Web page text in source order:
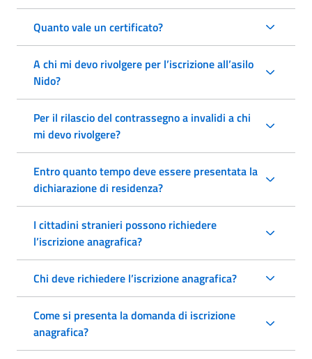
Quanto vale un certificato?
A chi mi devo rivolgere per l’iscrizione all’asilo
Nido?
Per il rilascio del contrassegno a invalidi a chi
mi devo rivolgere?
Entro quanto tempo deve essere presentata la
dichiarazione di residenza?
I cittadini stranieri possono richiedere
l’iscrizione anagrafica?
Chi deve richiedere l’iscrizione anagrafica?
Come si presenta la domanda di iscrizione
anagrafica?